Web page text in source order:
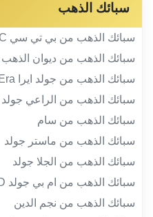
سبائك الذهب
سبائك الذهب من بي تي سي BTC
سبائك الذهب من ديوان الذهب
سبائك الذهب من جولد ايرا Gold Era
سبائك الذهب من الراعي جولد
سبائك الذهب من سام
سبائك الذهب من ماستر جولد
سبائك الذهب من الجلا جولد
سبائك الذهب من ام بي جولد MB GOLD
سبائك الذهب من نجم الدين